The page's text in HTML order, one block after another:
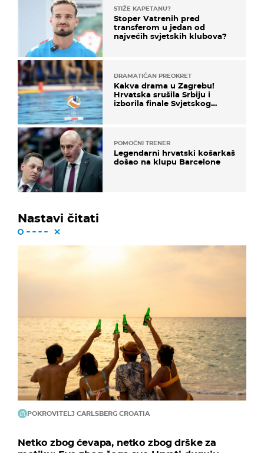
STIŽE KAPETANU?
Stoper Vatrenih pred
transferom u jedan od
najvećih svjetskih klubova?
DRAMATIČAN PREOKRET
Kakva drama u Zagrebu!
Hrvatska srušila Srbiju i
izborila finale Svjetskog
POMOĆNI TRENER
Legendarni hrvatski košarkaš
došao na klupu Barcelone
Nastavi čitati
POKROVITELJ CARLSBERG CROATIA
Netko zbog ćevapa, netko zbog drške za